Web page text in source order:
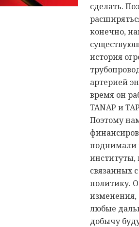
сделать.
конечно,
история
артерией
время он
TANAP и
Поэтому
поднимали
институты,
связанных
политику.
изменения,
любые
добычу